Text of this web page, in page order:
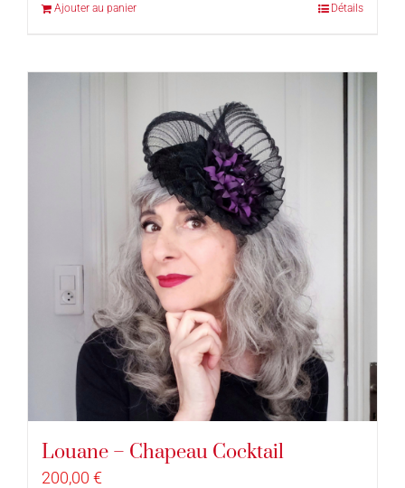
Ajouter au panier Détails
Louane – Chapeau Cocktail
200,00 €